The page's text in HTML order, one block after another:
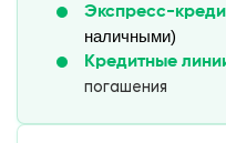
Экспресс-
наличными)
Кредитные
погашения